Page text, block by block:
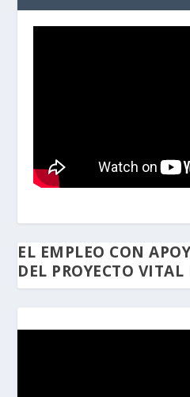
EL EMPLEO CON
DEL PROYECTO VITAL